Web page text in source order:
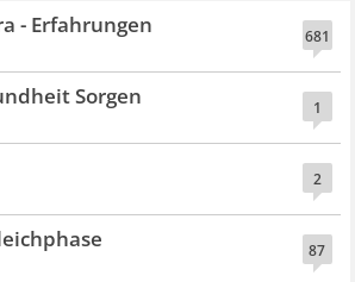
681
- Erfahrungen
1
Sorgen
2
87